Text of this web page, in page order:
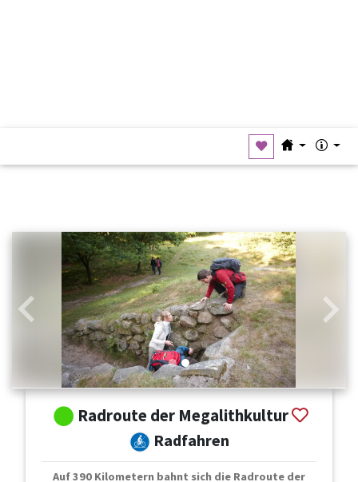
Zurück
Radroute der Megalithkultur
Radfahren
Auf 390 Kilometern bahnt sich die Radroute der